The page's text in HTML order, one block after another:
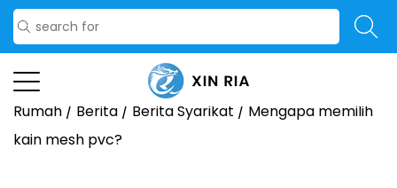
Rumah / Berita / Berita Syarikat / Mengapa memilih
kain mesh pvc?